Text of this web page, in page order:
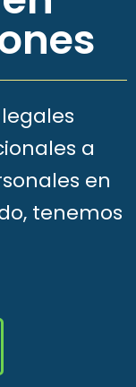
a
en
tenemos